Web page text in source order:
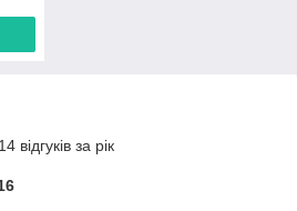
відгуків за рік